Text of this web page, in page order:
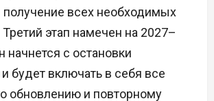
получение всех необходимых
этап намечен на 2027–
начнется с остановки
будет включать в себя все
обновлению и повторному